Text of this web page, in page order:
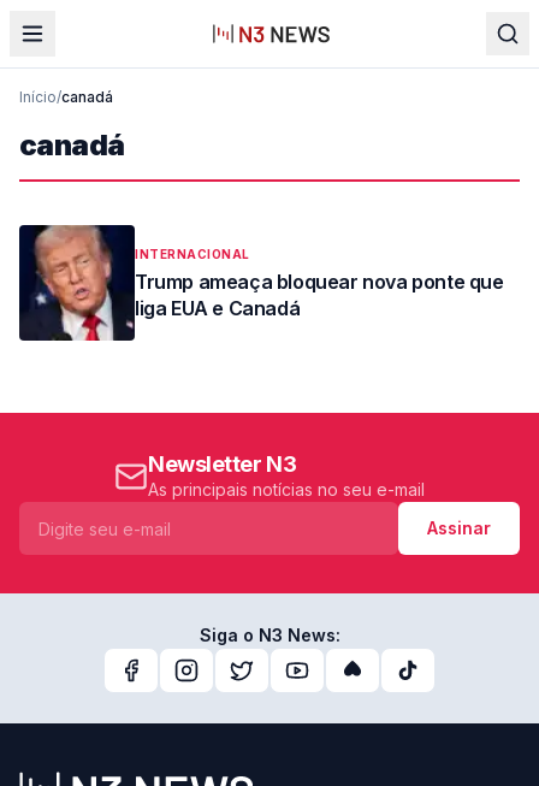
Início/canadá
canadá
INTERNACIONAL
Trump ameaça bloquear nova ponte que
liga EUA e Canadá
Newsletter N3
As principais notícias no seu e-mail
Assinar
Siga o N3 News: